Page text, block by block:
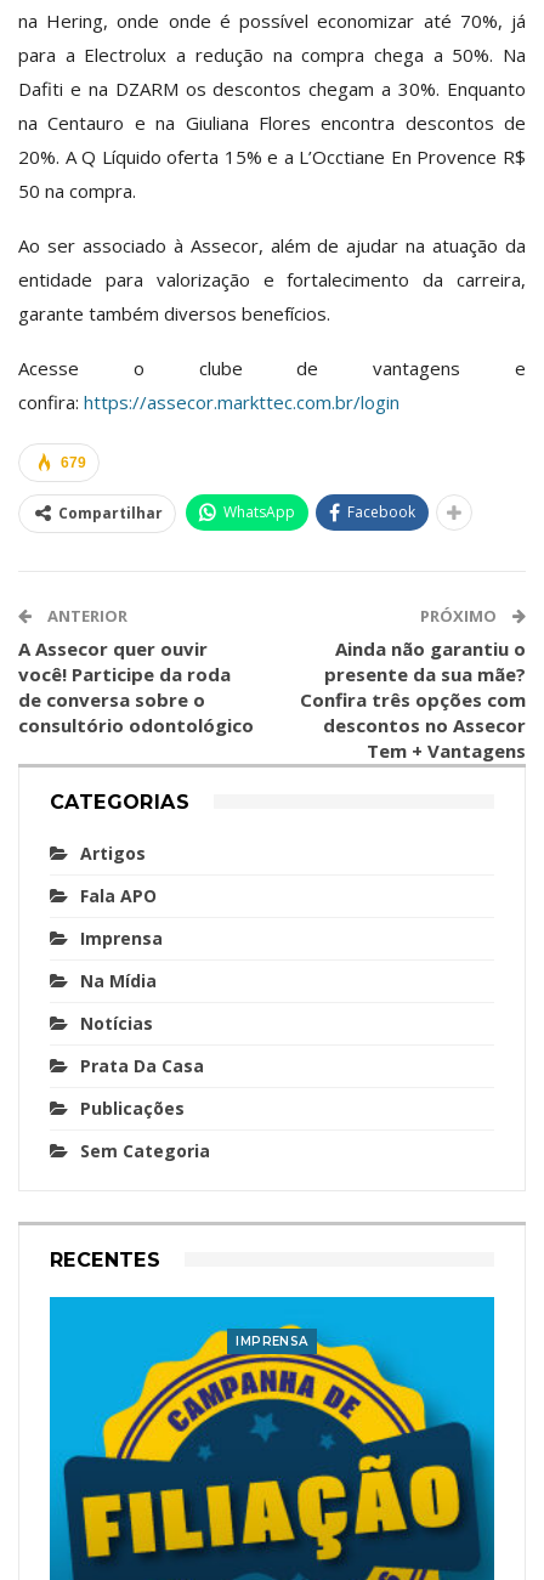
na Hering, onde onde é possível economizar até 70%, já
para a Electrolux a redução na compra chega a 50%. Na
Dafiti e na DZARM os descontos chegam a 30%. Enquanto
na Centauro e na Giuliana Flores encontra descontos de
20%. A Q Líquido oferta 15% e a L’Occtiane En Provence R$
50 na compra.
Ao ser associado à Assecor, além de ajudar na atuação da
entidade para valorização e fortalecimento da carreira,
garante também diversos benefícios.
Acesse o clube de vantagens e
confira: https://assecor.markttec.com.br/login
679
Compartilhar WhatsApp Facebook
ANTERIOR
A Assecor quer ouvir
você! Participe da roda
de conversa sobre o
consultório odontológico
PRÓXIMO
Ainda não garantiu o
presente da sua mãe?
Confira três opções com
descontos no Assecor
Tem + Vantagens
CATEGORIAS
Artigos
Fala APO
Imprensa
Na Mídia
Notícias
Prata Da Casa
Publicações
Sem Categoria
RECENTES
IMPRENSA